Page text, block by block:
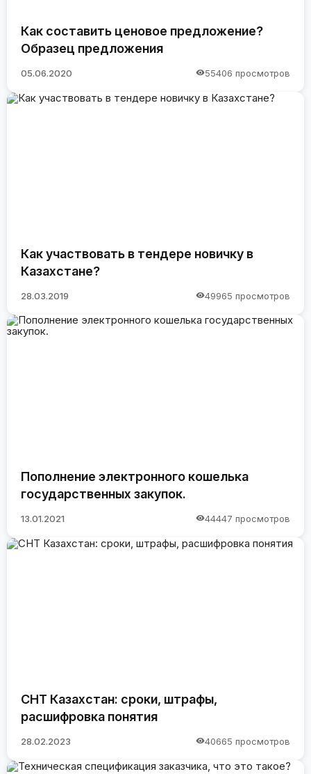
Как составить ценовое предложение?
Образец предложения
05.06.2020 55406 просмотров
Как участвовать в тендере новичку в
Казахстане?
28.03.2019 49965 просмотров
Пополнение электронного кошелька
государственных закупок.
13.01.2021 44447 просмотров
СНТ Казахстан: сроки, штрафы,
расшифровка понятия
28.02.2023 40665 просмотров